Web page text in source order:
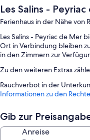
Les Salins -
Ferienhaus in der Nähe von
Les Salins - Peyriac de Mer
Ort in Verbindung bleiben
in den Zimmern zur
Zu den weiteren Extras
Rauchverbot in der
Alle Gästezimmer im Les
Annehmlichkeiten wie
Informationen zu den
Gib zur
Anreise